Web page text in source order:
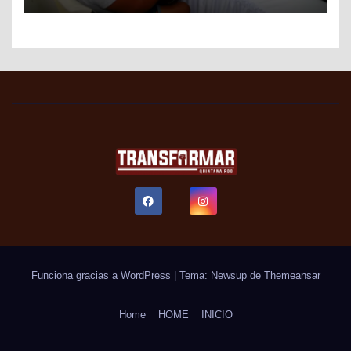
FACILITAR TRÁMITES FISCALES
Funciona gracias a WordPress | Tema: Newsup de Themeansar
Home HOME INICIO